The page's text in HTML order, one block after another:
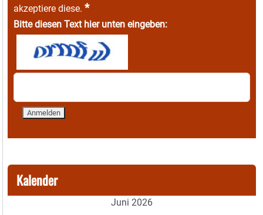
akzeptiere diese. *
Bitte diesen Text hier unten eingeben:
Kalender
Juni 2026